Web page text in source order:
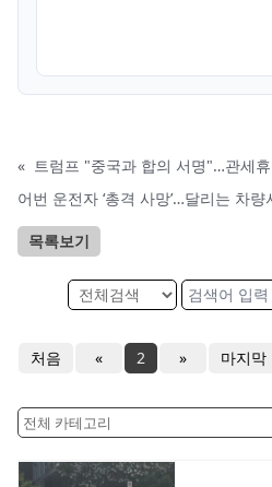
« 트럼프 "중국과 합의 서명"…관세
어번 운전자 ‘총격 사망’…달리는 차
목록보기
처음 « 2 » 마지막